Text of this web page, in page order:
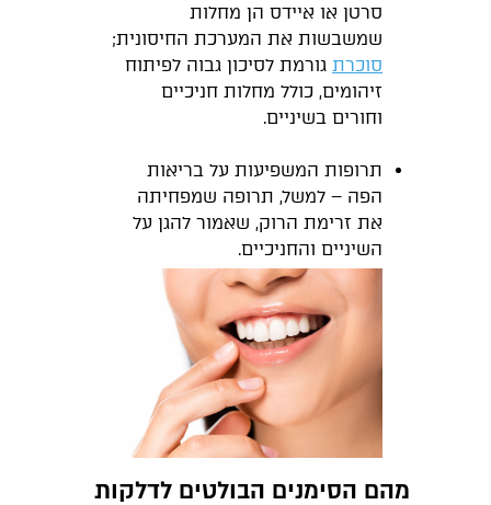
סרטן או איידס הן מחלות
שמשבשות את המערכת החיסונית;
סוכרת גורמת לסיכון גבוה לפיתוח
זיהומים, כולל מחלות חניכיים
וחורים בשיניים.
תרופות המשפיעות על בריאות
הפה – למשל, תרופה שמפחיתה
את זרימת הרוק, שאמור להגן על
השיניים והחניכיים.
מהם הסימנים הבולטים לדלקות